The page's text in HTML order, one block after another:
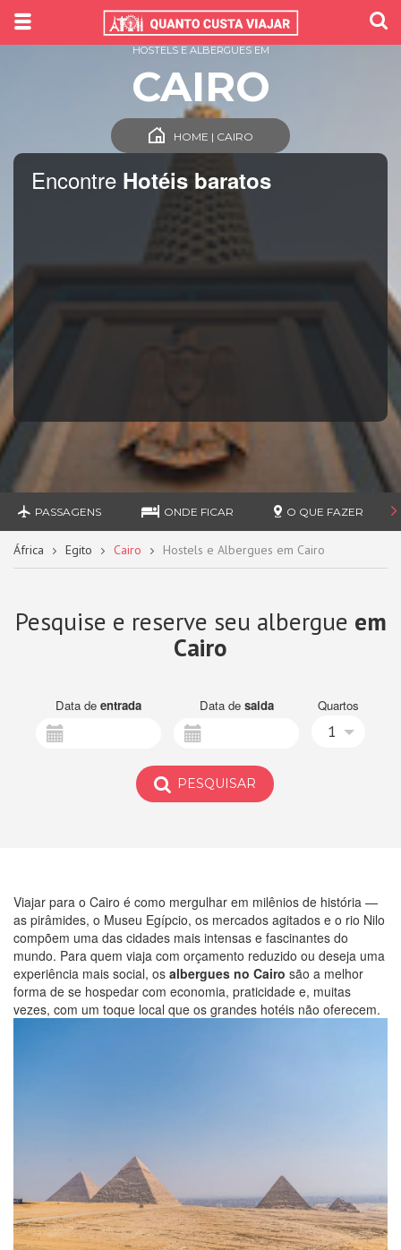
Encontre Hotéis baratos
HOSTELS E ALBERGUES EM
CAIRO
HOME | CAIRO
PASSAGENS ONDE FICAR O QUE FAZER
África Egito Cairo Hostels e Albergues em Cairo
Pesquise e reserve seu albergue em
Cairo
Data de entrada Data de saida Quartos
1
PESQUISAR
Viajar para o Cairo é como mergulhar em milênios de história —
as pirâmides, o Museu Egípcio, os mercados agitados e o rio Nilo
compõem uma das cidades mais intensas e fascinantes do
mundo. Para quem viaja com orçamento reduzido ou deseja uma
experiência mais social, os albergues no Cairo são a melhor
forma de se hospedar com economia, praticidade e, muitas
vezes, com um toque local que os grandes hotéis não oferecem.